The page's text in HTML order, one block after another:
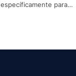
específicamente para